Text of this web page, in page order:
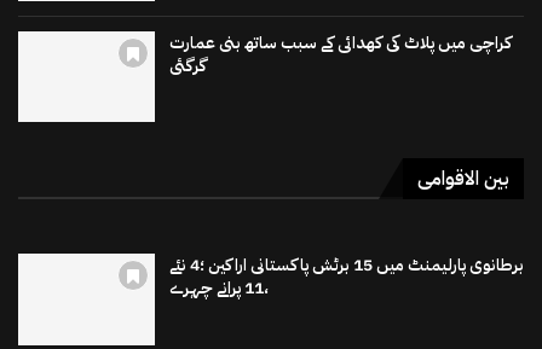
کراچی میں پلاٹ کی کھدائی کے سبب ساتھ بنی عمارت
گرگئی
بین الاقوامی
برطانوی پارلیمنٹ میں 15 برٹش پاکستانی اراکین ؛4 نئے
،11 پرانے چہرے